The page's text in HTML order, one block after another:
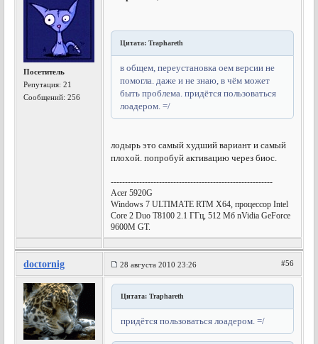
Посетитель
Репутация:21
Сообщений: 256
Цитата: Traphareth
в общем, переустановка оем версии не
помогла. даже и не знаю, в чём может
быть проблема. придётся пользоваться
лоадером. =/
лодырь это самый худший вариант и самый
плохой. попробуй активацию через биос.
---------------------------------------------------------
Acer 5920G
Windows 7 ULTIMATE RTM X64, процессор Intel
Core 2 Duo T8100 2.1 ГГц, 512 Мб nVidia GeForce
9600M GT.
doctornig 28 августа 2010 23:26 #56
Цитата: Traphareth
придётся пользоваться лоадером. =/